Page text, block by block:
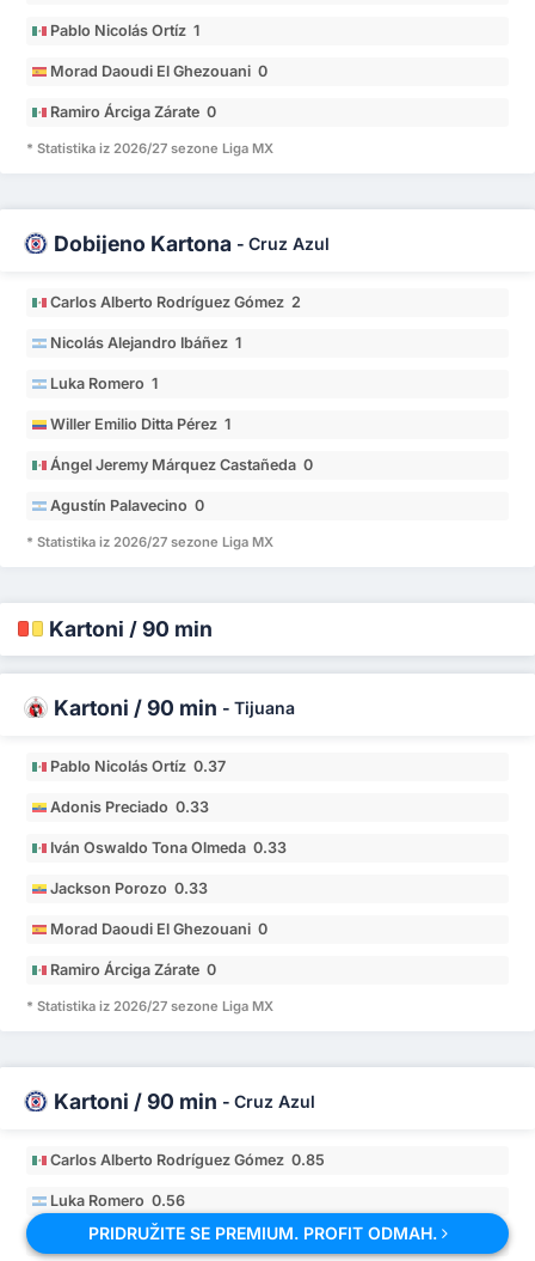
Pablo Nicolás Ortíz 1
Morad Daoudi El Ghezouani 0
Ramiro Árciga Zárate 0
* Statistika iz 2026/27 sezone Liga MX
Dobijeno Kartona - Cruz Azul
Carlos Alberto Rodríguez Gómez 2
Nicolás Alejandro Ibáñez 1
Luka Romero 1
Willer Emilio Ditta Pérez 1
Ángel Jeremy Márquez Castañeda 0
Agustín Palavecino 0
* Statistika iz 2026/27 sezone Liga MX
Kartoni / 90 min
Kartoni / 90 min - Tijuana
Pablo Nicolás Ortíz 0.37
Adonis Preciado 0.33
Iván Oswaldo Tona Olmeda 0.33
Jackson Porozo 0.33
Morad Daoudi El Ghezouani 0
Ramiro Árciga Zárate 0
* Statistika iz 2026/27 sezone Liga MX
Kartoni / 90 min - Cruz Azul
Carlos Alberto Rodríguez Gómez 0.85
Luka Romero 0.56
Nicolás Alejandro Ibáñez 0.49
PRIDRUŽITE SE PREMIUM. PROFIT ODMAH.